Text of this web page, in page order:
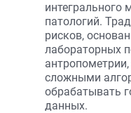
интегрального
патологий.
рисков,
лабораторных
сложными
обрабатывать
данных.